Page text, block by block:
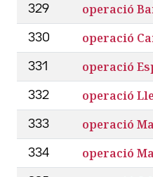
329 operació
330 operació
331 operació
332 operació
333 operació
334 operació